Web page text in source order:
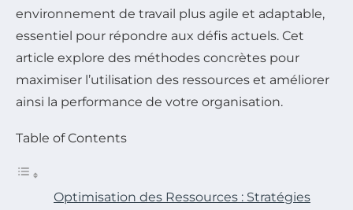
environnement de travail plus agile et adaptable,
essentiel pour répondre aux défis actuels. Cet
article explore des méthodes concrètes pour
maximiser l’utilisation des ressources et améliorer
ainsi la performance de votre organisation.
Table of Contents
Optimisation des Ressources : Stratégies